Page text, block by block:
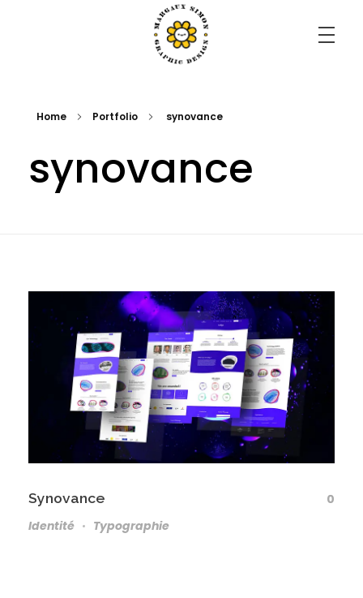
Margaux Simon Portfolio
il faut savoir s'émerveiller de tout.
Home Portfolio synovance
synovance
Synovance
0
Identité
Typographie